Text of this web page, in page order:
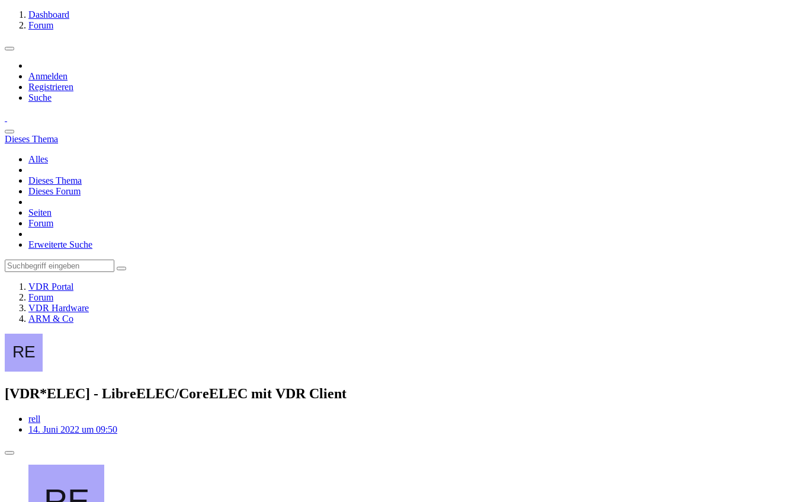
Dashboard
Forum
Anmelden
Registrieren
Suche
Dieses Thema
Alles
Dieses Thema
Dieses Forum
Seiten
Forum
Erweiterte Suche
VDR Portal
Forum
VDR Hardware
ARM & Co
[VDR*ELEC] - LibreELEC/CoreELEC mit VDR Client
rell
14. Juni 2022 um 09:50